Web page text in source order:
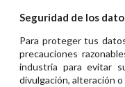
Seguridad de los
Para proteger tus
precauciones
industria para evitar
divulgación, alteración